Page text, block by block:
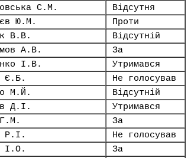
С.М.
Відсутня
Ю.М.
Проти
В.В.
Відсутній
А.В.
За
І.В.
Утримався
Є.Б.
Не голосував
М.Й.
Відсутній
Д.І.
Утримався
За
Р.І.
Не голосував
І.О.
За